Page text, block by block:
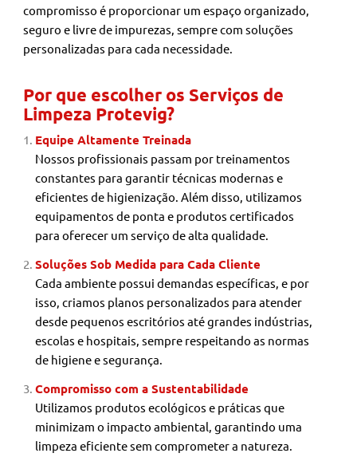
compromisso é proporcionar um espaço organizado,
seguro e livre de impurezas, sempre com soluções
personalizadas para cada necessidade.
Por que escolher os Serviços de
Limpeza Protevig?
Equipe Altamente Treinada
Nossos profissionais passam por treinamentos
constantes para garantir técnicas modernas e
eficientes de higienização. Além disso, utilizamos
equipamentos de ponta e produtos certificados
para oferecer um serviço de alta qualidade.
Soluções Sob Medida para Cada Cliente
Cada ambiente possui demandas específicas, e por
isso, criamos planos personalizados para atender
desde pequenos escritórios até grandes indústrias,
escolas e hospitais, sempre respeitando as normas
de higiene e segurança.
Compromisso com a Sustentabilidade
Utilizamos produtos ecológicos e práticas que
minimizam o impacto ambiental, garantindo uma
limpeza eficiente sem comprometer a natureza.